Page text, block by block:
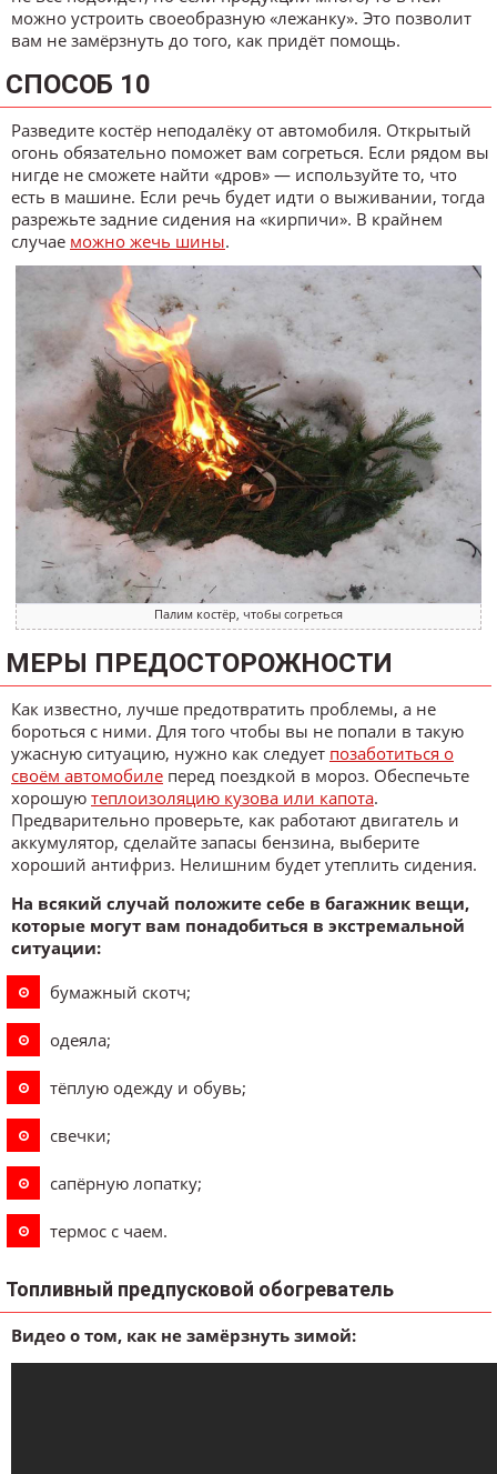
можно устроить своеобразную «лежанку». Это позволит
вам не замёрзнуть до того, как придёт помощь.
СПОСОБ 10
Разведите костёр неподалёку от автомобиля. Открытый
огонь обязательно поможет вам согреться. Если рядом вы
нигде не сможете найти «дров» — используйте то, что
есть в машине. Если речь будет идти о выживании, тогда
разрежьте задние сидения на «кирпичи». В крайнем
случае можно жечь шины.
Палим костёр, чтобы согреться
МЕРЫ ПРЕДОСТОРОЖНОСТИ
Как известно, лучше предотвратить проблемы, а не
бороться с ними. Для того чтобы вы не попали в такую
ужасную ситуацию, нужно как следует позаботиться о
своём автомобиле перед поездкой в мороз. Обеспечьте
хорошую теплоизоляцию кузова или капота.
Предварительно проверьте, как работают двигатель и
аккумулятор, сделайте запасы бензина, выберите
хороший антифриз. Нелишним будет утеплить сидения.
На всякий случай положите себе в багажник вещи,
которые могут вам понадобиться в экстремальной
ситуации:
бумажный скотч;
одеяла;
тёплую одежду и обувь;
свечки;
сапёрную лопатку;
термос с чаем.
Топливный предпусковой обогреватель
Видео о том, как не замёрзнуть зимой: